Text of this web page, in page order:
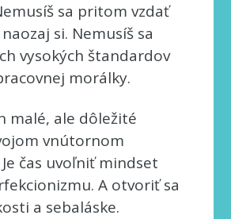
sa pritom vzdať
si. Nemusíš sa
vysokých štandardov
morálky.
malé, ale dôležité
vnútornom
čas uvoľniť mindset
A otvoriť sa
a sebaláske.